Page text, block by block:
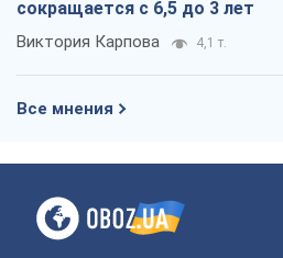
сокращается с 6,5 до 3 лет
Виктория Карпова 4,1 т.
Все мнения